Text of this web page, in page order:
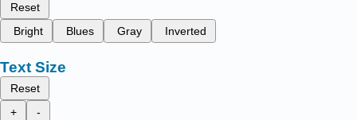
Reset
Bright
Blues Gray Inverted
Text Size
Reset
+
-